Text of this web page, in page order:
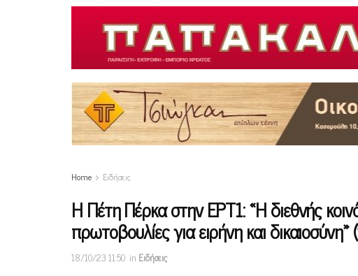
Home Ειδήσεις
Η Πέτη Πέρκα στην ΕΡΤ1: «Η διεθνής
πρωτοβουλίες για ειρήνη και δικαιοσύνη»
18/10/23 11:50 in Ειδήσεις